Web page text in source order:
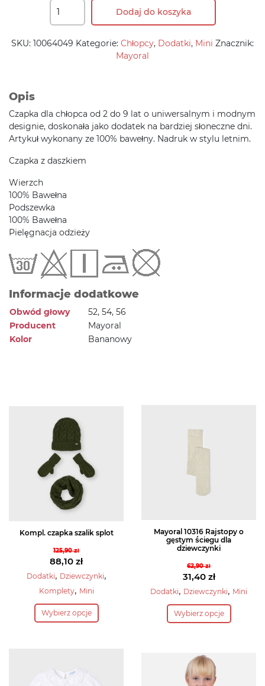
Dodaj do koszyka
SKU: 10064049 Kategorie: Chłopcy, Dodatki, Mini Znacznik:
Mayoral
Opis
Czapka dla chłopca od 2 do 9 lat o uniwersalnym i modnym
designie, doskonała jako dodatek na bardziej słoneczne dni.
Artykuł wykonany ze 100% bawełny. Nadruk w stylu letnim.
Czapka z daszkiem
Wierzch
100% Bawełna
Podszewka
100% Bawełna
Pielęgnacja odzieży
Informacje dodatkowe
Obwód głowy
52, 54, 56
Producent
Mayoral
Kolor
Bananowy
Kompl. czapka szalik splot
125,90zł
Pierwotna
cena
wynosiła:
88,10 zł
Aktualna
cena
88,10 zł.
Dodatki, Dziewczynki,
Komplety, Mini
Wybierz opcje
Ten
produkt
Opcje
Mayoral 10316 Rajstopy o
gęstym ściegu dla
dziewczynki
62,90zł
Pierwotna
cena
wynosiła:
62,90 zł.
31,40 zł
Aktualna
cena
wynosi:
Dodatki, Dziewczynki, Mini
Wybierz opcje
Ten
produkt
wariantów.
Opcje